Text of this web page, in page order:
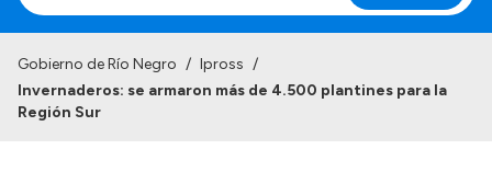
Institucional
Gobierno de Río Negro / Ipross /
Invernaderos: se armaron más de 4.500 plantines para la
Región Sur